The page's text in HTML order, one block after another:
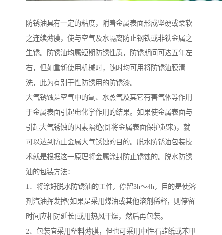
防锈油具有一定的粘度，附着金属表面形成坚硬或柔软
之连续薄膜，使与空气及水隔离防止钢铁或非铁金属之
生锈。防锈油均属短期防锈性质，防锈期间可达五年左
右，但如重新使用机械时，随时均可用将防锈油膜清
洗，此为有别于性防锈用的防锈漆。
大气锈蚀是空气中的氧、水蒸气及其它有害气体等作用
于金属表面引起电化学作用的结果。如果使金属表面与
引起大气锈蚀的因素隔绝(即将金属表面保护起来)，就
可以达到防止金属大气锈蚀的目的。脱水防锈油包装技
术就是根据这一原理将金属涂封防止锈蚀的。脱水防锈
油的包装方法：
1、将涂好脱水防锈油的工件，停留3h～4h，目的是使溶
剂汽油挥发掉(如果是采用煤油或其他溶剂稀释，则停留
时间应相对延长)或用热风干燥，然后再包装。
2、包装宜采用塑料薄膜，但也可采用中性石蜡纸或苯甲